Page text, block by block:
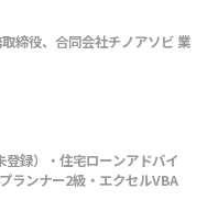
認定アドバイザー
ン研究所「家計と暮らしと住
締役、合同会社チノアソビ 業
録）・住宅ローンアドバイ
ランナー2級・エクセルVBA